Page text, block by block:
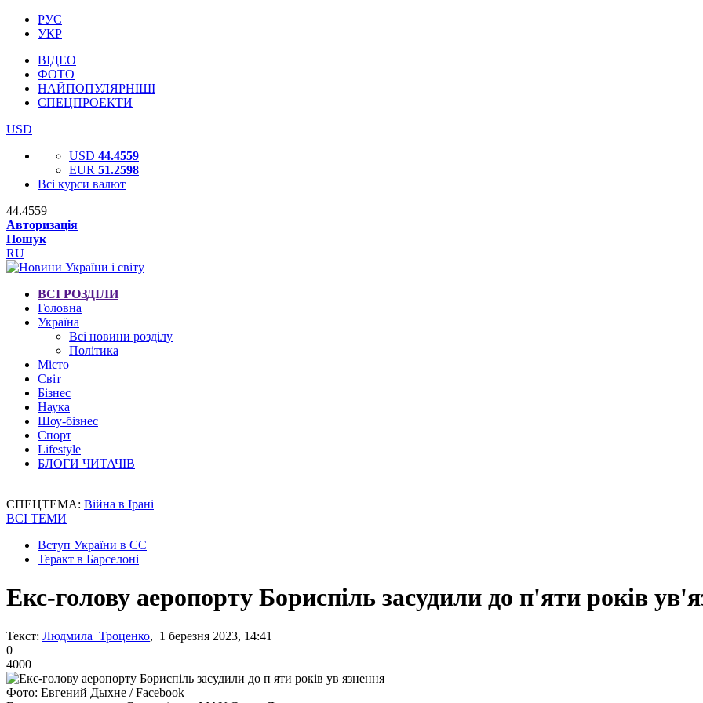
РУС
УКР
ВІДЕО
ФОТО
НАЙПОПУЛЯРНІШІ
СПЕЦПРОЕКТИ
USD
USD 44.4559
EUR 51.2598
Всі курси валют
44.4559
Авторизація
Пошук
RU
ВСІ РОЗДІЛИ
Головна
Україна
Всі новини розділу
Політика
Місто
Світ
Бізнес
Наука
Шоу-бізнес
Спорт
Lifestyle
БЛОГИ ЧИТАЧІВ
СПЕЦТЕМА: Війна в Ірані
ВСІ ТЕМИ
Вступ України в ЄС
Теракт в Барселоні
Екс-голову аеропорту Бориспіль засудили до п'яти років
Текст: Людмила Троценко, 1 березня 2023, 14:41
0
4000
Фото: Евгений Дыхне / Facebook